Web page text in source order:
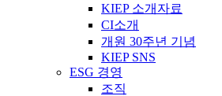
KIEP 소개자료
CI소개
개원 30주년 기념
KIEP SNS
ESG 경영
조직